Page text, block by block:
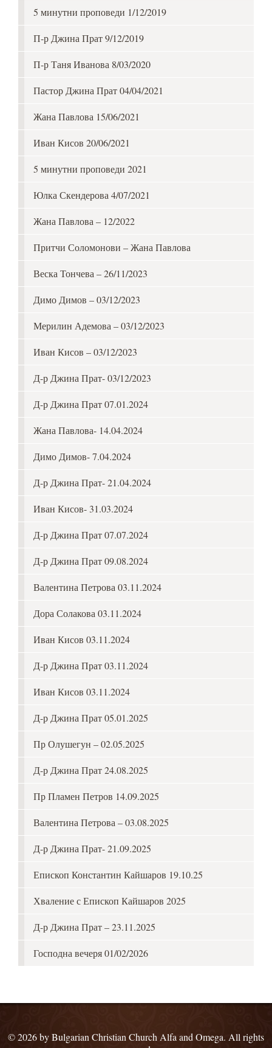
5 минутни проповеди 1/12/2019
П-р Джина Прат 9/12/2019
П-р Таня Иванова 8/03/2020
Пастор Джина Прат 04/04/2021
Жана Павлова 15/06/2021
Иван Кисов 20/06/2021
5 минутни проповеди 2021
Юлка Скендерова 4/07/2021
Жана Павлова – 12/2022
Притчи Соломонови – Жана Павлова
Веска Тончева – 26/11/2023
Димо Димов – 03/12/2023
Мерилин Адемова – 03/12/2023
Иван Кисов – 03/12/2023
Д-р Джина Прат- 03/12/2023
Д-р Джина Прат 07.01.2024
Жана Павлова- 14.04.2024
Димо Димов- 7.04.2024
Д-р Джина Прат- 21.04.2024
Иван Кисов- 31.03.2024
Д-р Джина Прат 07.07.2024
Д-р Джина Прат 09.08.2024
Валентина Петрова 03.11.2024
Дора Солакова 03.11.2024
Иван Кисов 03.11.2024
Д-р Джина Прат 03.11.2024
Иван Кисов 03.11.2024
Д-р Джина Прат 05.01.2025
Пр Олушегун – 02.05.2025
Д-р Джина Прат 24.08.2025
Пр Пламен Петров 14.09.2025
Валентина Петрова – 03.08.2025
Д-р Джина Прат- 21.09.2025
Епископ Константин Кайшаров 19.10.25
Хваление с Епископ Кайшаров 2025
Д-р Джина Прат – 23.11.2025
Господна вечеря 01/02/2026
© 2026 by Bulgarian Christian Church Alfa and Omega. All rights